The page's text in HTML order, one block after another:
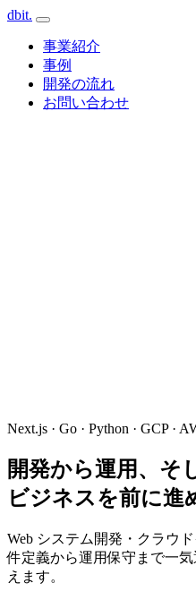
dbit.
事業紹介
事例
開発の流れ
お問い合わせ
Next.js · Go · Python · GCP ·
開発から運用、そ
ビジネスを前に進
Web システム開発・クラウ
件定義から運用保守まで一
えます。